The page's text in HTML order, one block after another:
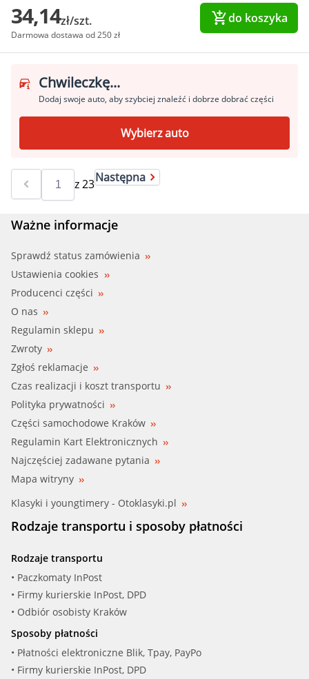
34,14zł/szt.
Darmowa dostawa od 250 zł
do koszyka
Chwileczkę...
Dodaj swoje auto, aby szybciej znaleźć i dobrze dobrać części
Wybierz auto
z23Następna
Ważne informacje
Sprawdź status zamówienia
Ustawienia cookies
Producenci części
O nas
Regulamin sklepu
Zwroty
Zgłoś reklamacje
Czas realizacji i koszt transportu
Polityka prywatności
Części samochodowe Kraków
Regulamin Kart Elektronicznych
Najczęściej zadawane pytania
Mapa witryny
Klasyki i youngtimery - Otoklasyki.pl
Rodzaje transportu i sposoby płatności
Rodzaje transportu
• Paczkomaty InPost
• Firmy kurierskie InPost, DPD
• Odbiór osobisty Kraków
Sposoby płatności
• Płatności elektroniczne Blik, Tpay, PayPo
• Firmy kurierskie InPost, DPD